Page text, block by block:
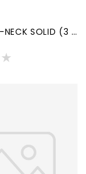
LERROS O-NECK SOLID (3 kleuren)